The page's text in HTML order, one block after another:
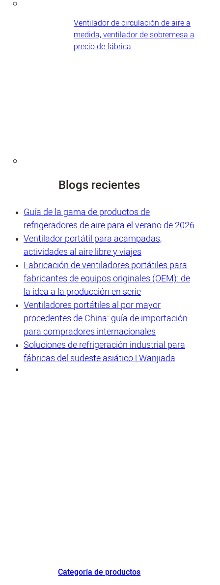
Ventilador de circulación de aire a
medida, ventilador de sobremesa a
precio de fábrica
Blogs recientes
Guía de la gama de productos de
refrigeradores de aire para el verano de 2026
Ventilador portátil para acampadas,
actividades al aire libre y viajes
Fabricación de ventiladores portátiles para
fabricantes de equipos originales (OEM): de
la idea a la producción en serie
Ventiladores portátiles al por mayor
procedentes de China: guía de importación
para compradores internacionales
Soluciones de refrigeración industrial para
fábricas del sudeste asiático | Wanjiada
Categoría de productos